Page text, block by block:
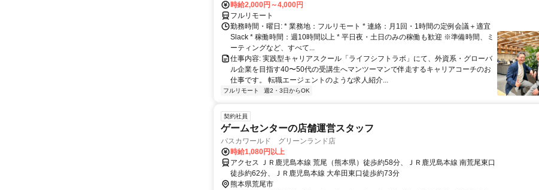
時給2,000円～4,000円
フルリモート
勤務時間・曜日: * 業務地：フルリモート * 連絡：月1回・1時間の定例会議＋適宜
Slack * 稼働時間：週10時間以上 * 平日夜・土日のみの稼働も歓迎 ※準備時間、ミ
ーティングなど、すべて...
仕事内容: 実践型キャリアスクール「ライフシフトラボ」にて、外資系・グローバ
ル企業を目指す40〜50代の受講生へマンツーマンで伴走するキャリアコーチのお
仕事です。 転職エージェントのような求人紹介...
フルリモート 週2・3日からOK
契約社員
ゲームセンターの店舗運営スタッフ
パスカワールド グリーンランド店
時給1,080円以上
アクセス ＪＲ鹿児島本線 荒尾（熊本県）徒歩約58分、ＪＲ鹿児島本線 南荒尾東口
徒歩約62分、ＪＲ鹿児島本線 大牟田東口徒歩約73分
熊本県荒尾市